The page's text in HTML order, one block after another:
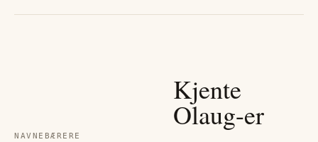
NAVNEBÆRERE
Kjente
Olaug-er